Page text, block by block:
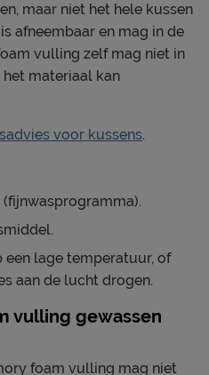
maar niet het hele kussen
afneembaar en mag in de
vulling zelf mag niet in
materiaal kan
voor kussens.
(fijnwasprogramma).
een lage temperatuur, of
aan de lucht drogen.
vulling gewassen
foam vulling mag niet